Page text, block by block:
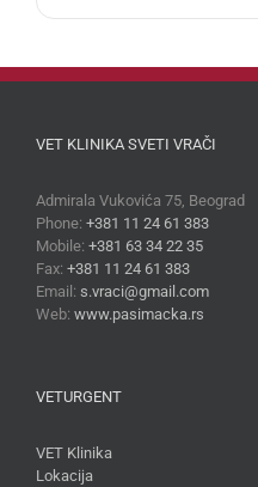
VET KLINIKA SVETI VRAČI
Admirala Vukovića 75, Beograd
Phone: +381 11 24 61 383
Mobile: +381 63 34 22 35
Fax: +381 11 24 61 383
Email: s.vraci@gmail.com
Web: www.pasimacka.rs
VETURGENT
VET Klinika
Lokacija